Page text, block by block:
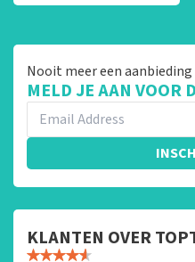
Nooit meer een aanbieding
MELD JE AAN VOOR
KLANTEN OVER